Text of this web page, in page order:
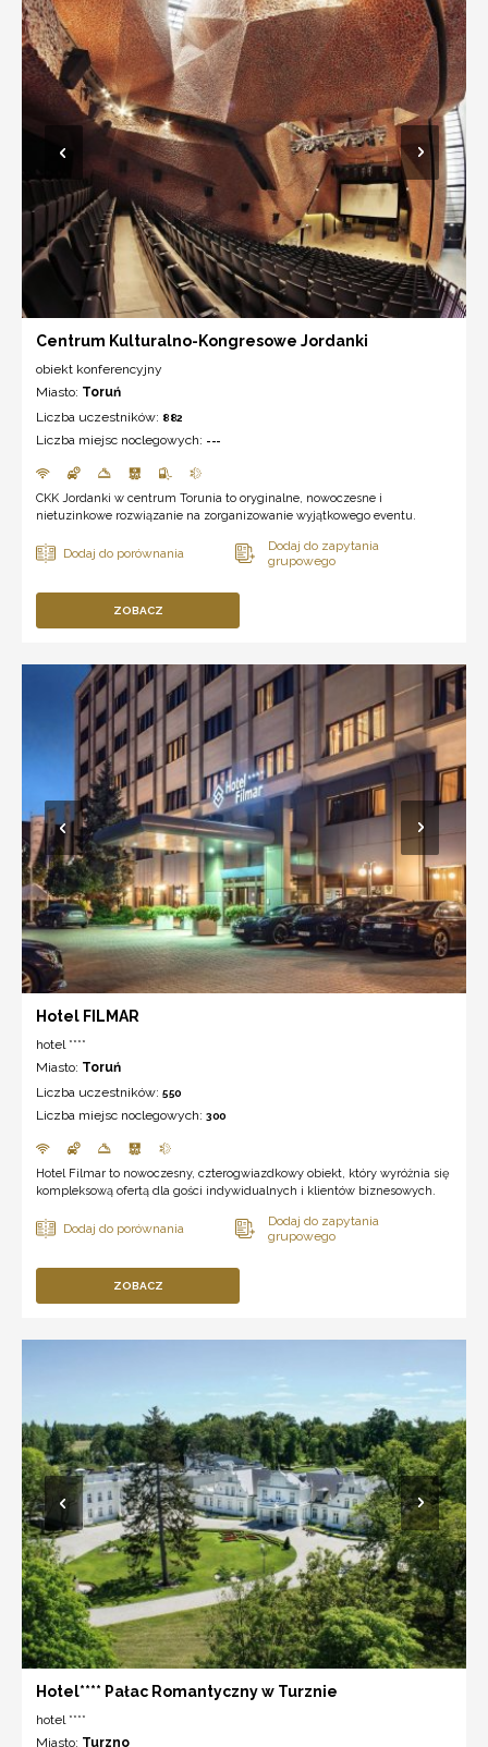
Centrum Kulturalno-Kongresowe Jordanki
obiekt konferencyjny
Miasto: Toruń
Liczba uczestników: 882
Liczba miejsc noclegowych: ---
CKK Jordanki w centrum Torunia to oryginalne, nowoczesne i
nietuzinkowe rozwiązanie na zorganizowanie wyjątkowego eventu.
ZOBACZ
Hotel FILMAR
hotel ****
Miasto: Toruń
Liczba uczestników: 550
Liczba miejsc noclegowych: 300
Hotel Filmar to nowoczesny, czterogwiazdkowy obiekt, który wyróżnia się
kompleksową ofertą dla gości indywidualnych i klientów biznesowych.
ZOBACZ
Hotel**** Pałac Romantyczny w Turznie
hotel ****
Miasto: Turzno